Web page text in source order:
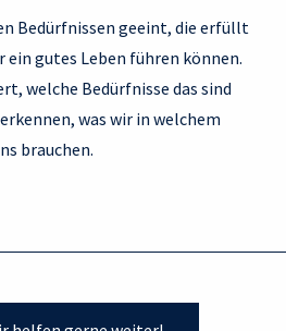
Bedürfnissen geeint, die erfüllt
ein gutes Leben führen können.
welche Bedürfnisse das sind
was wir in welchem
brauchen.